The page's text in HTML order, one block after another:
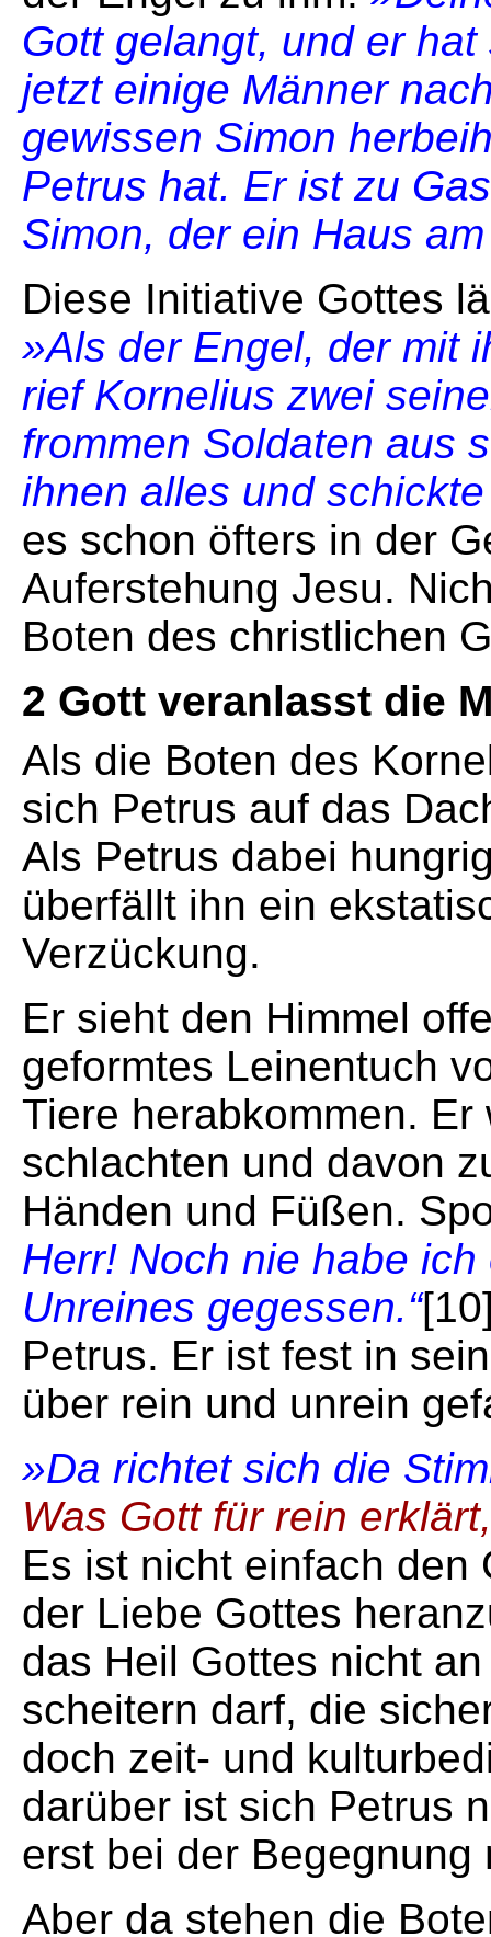
Gott gelangt, und er
jetzt einige Männer
gewissen Simon
Petrus hat. Er ist zu
Simon, der ein Haus
Diese Initiative Gottes
»Als der Engel, der mit
rief Kornelius zwei
frommen Soldaten aus
ihnen alles und
es schon öfters in der
Auferstehung Jesu.
Boten des christlichen
2 Gott veranlasst die
Als die Boten des
sich Petrus auf das
Als Petrus dabei
überfällt ihn ein
Verzückung.
Er sieht den Himmel
geformtes Leinentuch
Tiere herabkommen.
schlachten und davon
Händen und Füßen.
Herr! Noch nie habe
Unreines gegessen.“
Petrus. Er ist fest in
über rein und unrein
»Da richtet sich die
Was Gott für rein
Es ist nicht einfach den
der Liebe Gottes
das Heil Gottes nicht
scheitern darf, die
doch zeit- und
darüber ist sich Petrus
erst bei der Begegnung
Aber da stehen die